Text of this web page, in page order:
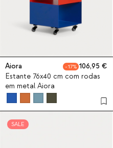
Aiora 17
106,95
Estante 76x40 cm com rodas
em metal Aiora
SALE